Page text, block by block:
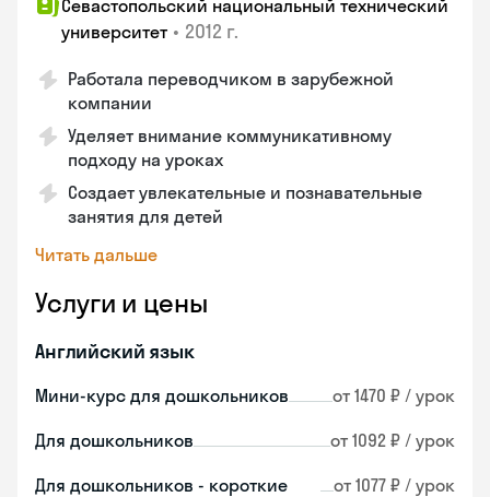
Севастопольский национальный технический
университет • 2012 г.
Работала переводчиком в зарубежной
компании
Уделяет внимание коммуникативному
подходу на уроках
Создает увлекательные и познавательные
занятия для детей
Читать дальше
Услуги и цены
Английский язык
Мини-курс для дошкольников от 1470 ₽ / урок
Для дошкольников от 1092 ₽ / урок
Для дошкольников - короткие
от 1077 ₽ / урок